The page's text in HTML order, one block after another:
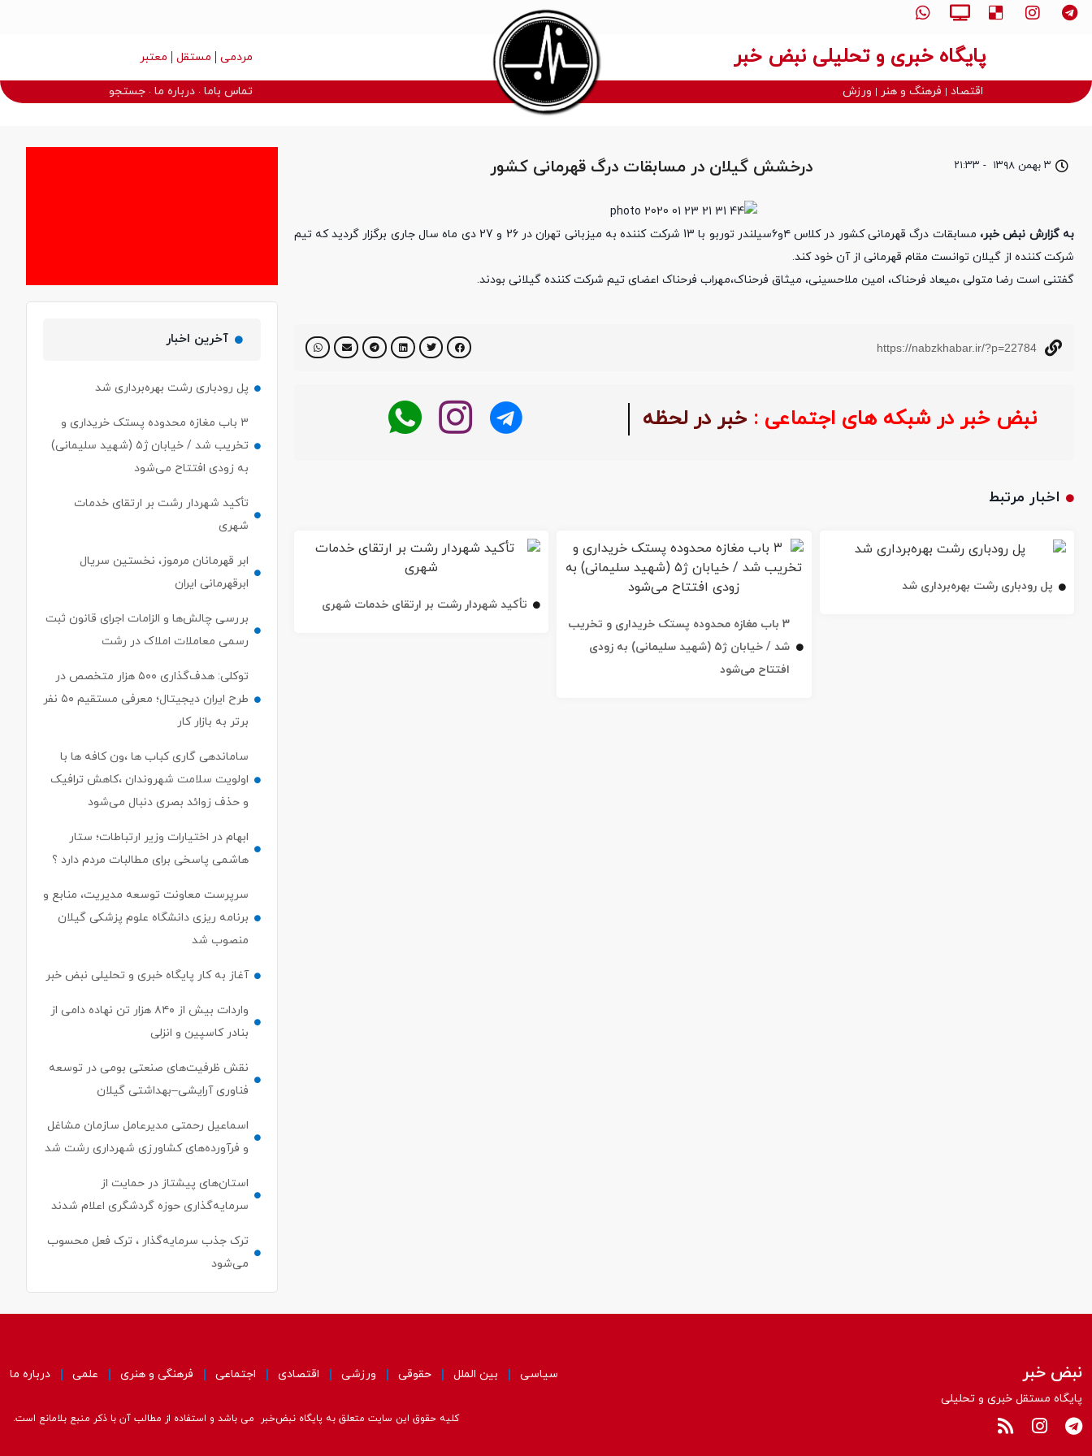
پایگاه خبری و تحلیلی نبض خبر مردمی مستقل معتبر
اقتصاد فرهنگ و هنر ورزش تماس باما درباره ما جستجو
۳ بهمن ۱۳۹۸ - ۲۱:۳۳ درخشش گیلان در مسابقات درگ قهرمانی کشور
به گزارش نبض خبر،
مسابقات درگ قهرمانی کشور در کلاس ۴و۶سیلندر توربو با 13 شرکت کننده به میزبانی تهران در 26 و 27 دی ماه سال جاری برگزار گردید که تیم
شرکت کننده از گیلان توانست مقام قهرمانی از آن خود کند.
گفتنی است رضا متولی ،میعاد فرحناک، امین ملاحسینی، میثاق فرحناک،مهراب فرحناک اعضای تیم شرکت کننده گیلانی بودند.
https://nabzkhabar.ir/?p=22784
نبض خبر در شبکه های اجتماعی : خبر در لحظه
اخبار مرتبط
پل رودباری رشت بهره‌برداری شد
۳ باب مغازه محدوده پستک خریداری و تخریب
شد / خیابان ژ۵ (شهید سلیمانی) به زودی
افتتاح می‌شود
تأکید شهردار رشت بر ارتقای خدمات شهری
آخرین اخبار
پل رودباری رشت بهره‌برداری شد
۳ باب مغازه محدوده پستک خریداری و
تخریب شد / خیابان ژ۵ (شهید سلیمانی)
به زودی افتتاح می‌شود
تأکید شهردار رشت بر ارتقای خدمات
شهری
ابر قهرمانان مرموز، نخستین سریال
ابرقهرمانی ایران
بررسی چالش‌ها و الزامات اجرای قانون ثبت
رسمی معاملات املاک در رشت
توکلی: هدف‌گذاری ۵۰۰ هزار متخصص در
طرح ایران دیجیتال؛ معرفی مستقیم ۵۰ نفر
برتر به بازار کار
ساماندهی گاری کباب ها ،ون کافه ها با
اولویت سلامت شهروندان ،کاهش ترافیک
و حذف زوائد بصری دنبال می‌شود
ابهام در اختیارات وزیر ارتباطات؛ ستار
هاشمی پاسخی برای مطالبات مردم دارد ؟
سرپرست معاونت توسعه مدیریت، منابع و
برنامه ریزی دانشگاه علوم پزشکی گیلان
منصوب شد
آغاز به کار پایگاه خبری و تحلیلی نبض خبر
واردات بیش از ۸۴۰ هزار تن نهاده دامی از
بنادر كاسپین و انزلی
نقش ظرفیت‌های صنعتی بومی در توسعه
فناوری آرایشی–بهداشتی گیلان
اسماعیل رحمتی مدیرعامل سازمان مشاغل
و فرآورده‌های کشاورزی شهرداری رشت شد
استان‌های پیشتاز در حمایت از
سرمایه‌گذاری حوزه گردشگری اعلام شدند
ترک جذب سرمایه‌گذار ، ترک فعل محسوب
می‌شود
نبض خبر
پایگاه مستقل خبری و تحلیلی
سیاسی بین الملل حقوقی ورزشی اقتصادی اجتماعی فرهنگی و هنری علمی درباره ما
کلیه حقوق این سایت متعلق به پایگاه نبض‌خبر می باشد و استفاده از مطالب آن با ذکر منبع بلامانع است.